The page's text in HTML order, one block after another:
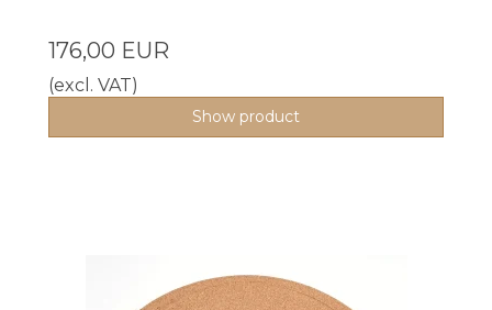
176,00 EUR
(excl. VAT)
Show product